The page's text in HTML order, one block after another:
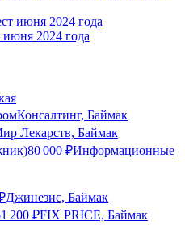
2024 года
Баймак
Лекарств, Баймак
80 000 ₽Информационные
Джинезис, Баймак
200 ₽FIX PRICE, Баймак